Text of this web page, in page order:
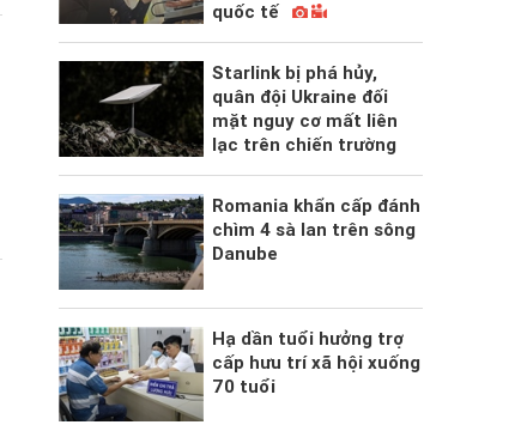
quốc tế
Starlink bị phá hủy,
quân đội Ukraine đối
mặt nguy cơ mất liên
lạc trên chiến trường
Romania khẩn cấp đánh
chìm 4 sà lan trên sông
Danube
Hạ dần tuổi hưởng trợ
cấp hưu trí xã hội xuống
70 tuổi